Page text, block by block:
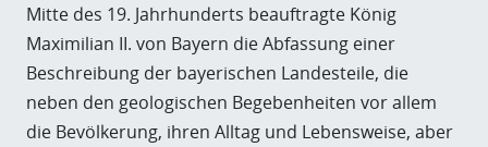
Mitte des 19. Jahrhunderts beauftragte König
Maximilian II. von Bayern die Abfassung einer
Beschreibung der bayerischen Landesteile, die
neben den geologischen Begebenheiten vor allem
die Bevölkerung, ihren Alltag und Lebensweise, aber